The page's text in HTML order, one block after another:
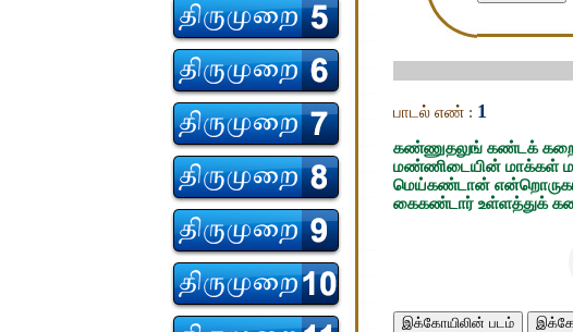
பாடல் எண் : 1
கண்ணுதலுங் கண்டக்
மண்ணிடையின் மாக்கள்
மெய்கண்டான்
கைகண்டார் உள்ளத்துக்
இக்கோயிலின் படம்